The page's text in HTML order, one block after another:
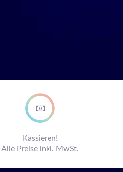
Kassieren!
Alle Preise inkl. MwSt.